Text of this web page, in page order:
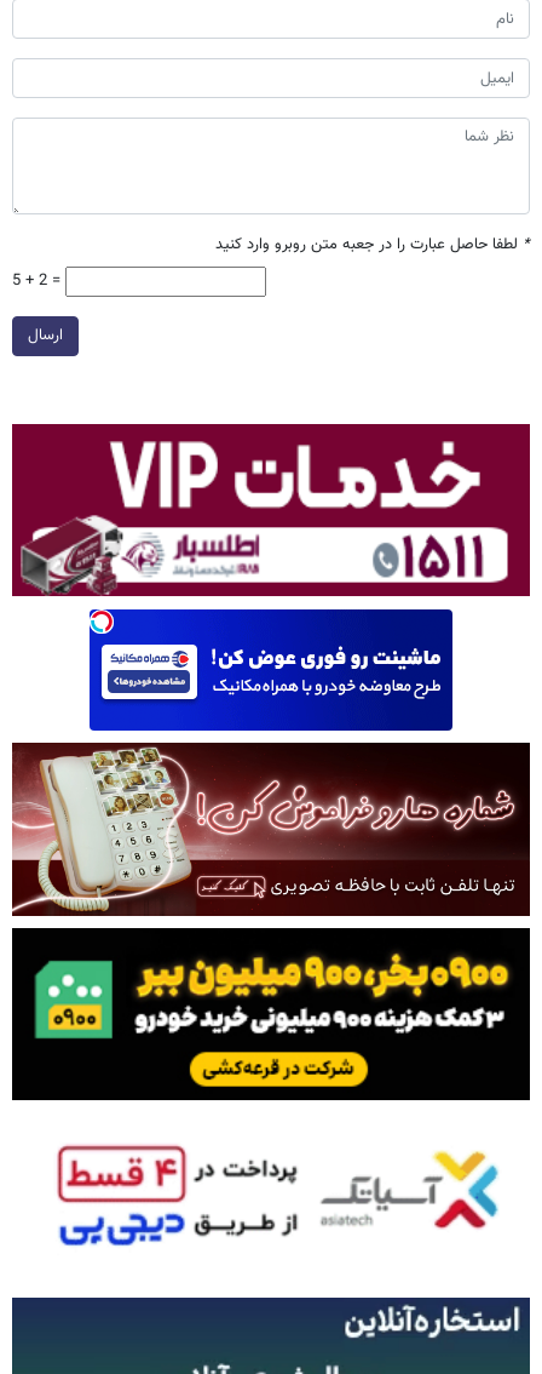
* لطفا حاصل عبارت را در جعبه متن روبرو وارد کنید
5 + 2 =
ارسال